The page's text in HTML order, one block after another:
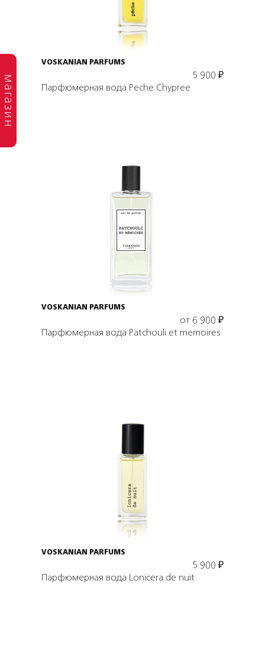
магазин
В корзину
VOSKANIAN PARFUMS
5 900 ₽
Парфюмерная вода Peche Chypree
Выбрать объем
VOSKANIAN PARFUMS
от 6 900 ₽
Парфюмерная вода Patchouli et memoires
Подробнее
В корзину
VOSKANIAN PARFUMS
5 900 ₽
Парфюмерная вода Lonicera de nuit